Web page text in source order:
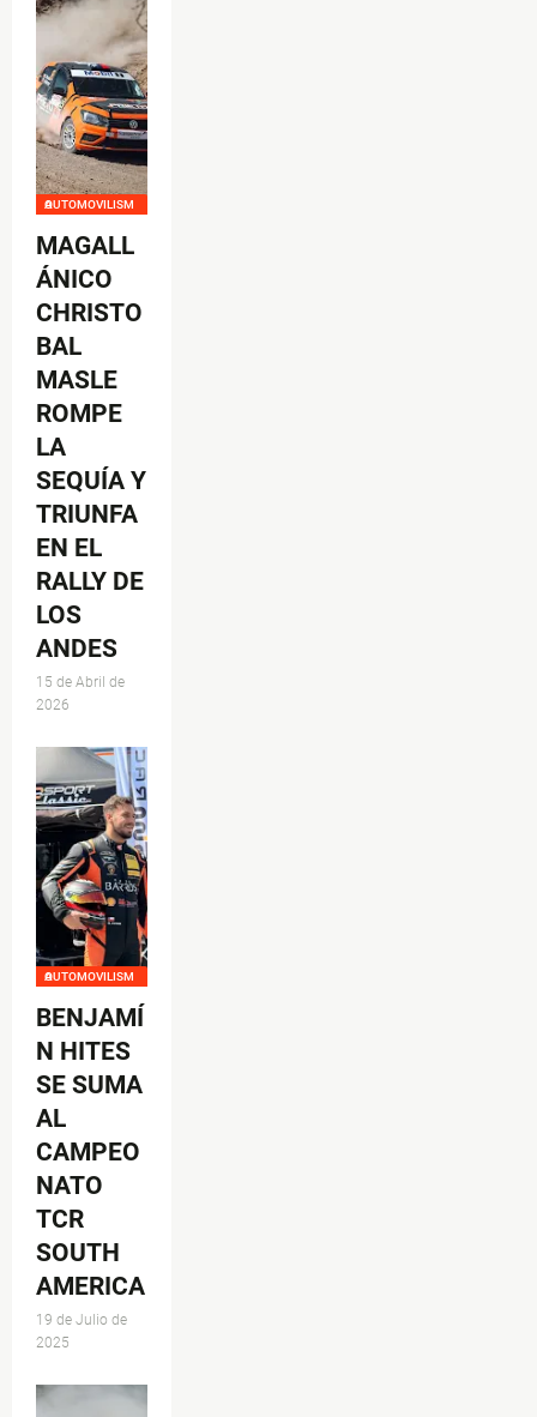
AUTOMOVILISMO
MAGALL
ÁNICO
CHRISTO
BAL
MASLE
ROMPE
LA
SEQUÍA Y
TRIUNFA
EN EL
RALLY DE
LOS
ANDES
15 de Abril de
2026
AUTOMOVILISMO
BENJAMÍ
N HITES
SE SUMA
AL
CAMPEO
NATO
TCR
SOUTH
AMERICA
19 de Julio de
2025